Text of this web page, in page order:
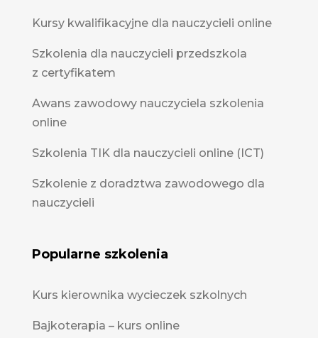
Kursy kwalifikacyjne dla nauczycieli online
Szkolenia dla nauczycieli przedszkola
z certyfikatem
Awans zawodowy nauczyciela szkolenia
online
Szkolenia TIK dla nauczycieli online (ICT)
Szkolenie z doradztwa zawodowego dla
nauczycieli
Popularne szkolenia
Kurs kierownika wycieczek szkolnych
Bajkoterapia – kurs online